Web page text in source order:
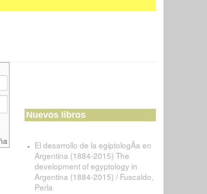
Nuevos libros
El desarrollo de la egiptologÃ­a en
Argentina (1884-2015) The
development of egyptology in
Argentina (1884-2015) / Fuscaldo,
Perla